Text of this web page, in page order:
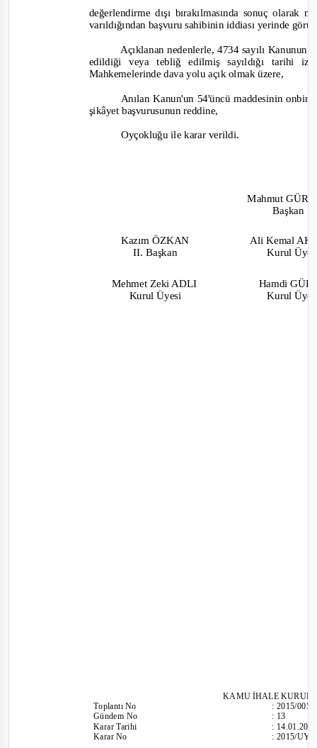
değerlendirme dışı bırakılmasında sonuç olarak
varıldığından başvuru sahibinin iddiası yerinde
Açıklanan nedenlerle, 4734 sayılı
edildiği veya tebliğ edilmiş sayıldığı tarihi
Mahkemelerinde dava yolu açık olmak üzere,
Anılan Kanun'un 54'üncü maddesinin
şikâyet başvurusunun reddine,
Oyçokluğu ile karar verildi.
Mahmut
Başkan
Kazım ÖZKAN
II. Başkan
Ali Kemal
Kurul
Mehmet Zeki ADLI
Hamdi
Kurul
Kurul Üyesi
KAMU İHALE
ToplantıNo
Gündem No
Karar Tarihi
Karar No
:2015/005
: 13
:
:2015/